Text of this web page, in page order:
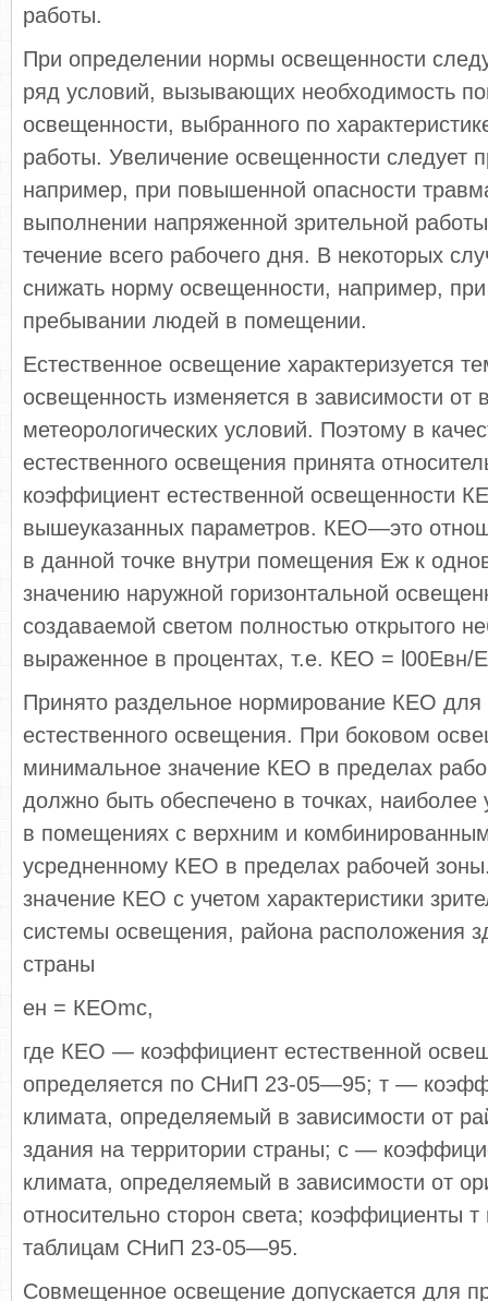
работы.
При определении нормы освещенности
ряд условий, вызывающих необходимость
освещен­ности, выбранного по
работы. Увеличение освещенности следует
например, при повышенной опасности
выполнении напряженной зрительной
течение всего рабочего дня. В некоторых
снижать норму освещенности, например,
пребывании людей в помещении.
Естественное освещение характеризуется
ос­вещенность изменяется в зависимости от
метео­рологических условий. Поэтому в
естественного освещения принята
коэф­фициент естественной освещенности
вышеука­занных параметров. КЕО—это
в данной точке внутри помещения Еж к
значению наружной горизонтальной
создаваемой светом полностью от­крытого
выраженное в процентах, т.е. КЕО = l00Евн/
Принято раздельное нормирование КЕО для
естественного освещения. При боковом
мини­мальное значение КЕО в пределах
должно быть обеспечено в точках, наиболее
в помещениях с верхним и
усредненному КЕО в пределах рабочей
значение КЕО с учетом ха­рактеристики
системы освещения, района расположения
страны
ен = КЕОmc,
где КЕО — коэффициент естественной
определяется по СНиП 23-05—95; т —
климата, определя­емый в зависимости от
здания на территории страны; с —
климата, определяемый в за­висимости от
относительно сторон света; коэффи­циенты
таблицам СНиП 23-05—95.
Совмещенное освещение допускается для